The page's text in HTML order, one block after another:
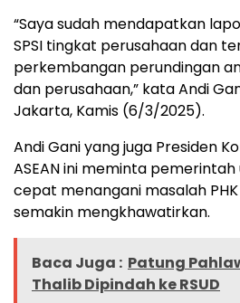
“Saya sudah mendapatkan
SPSI tingkat perusahaan dan
perkembangan perundingan
dan perusahaan,” kata Andi
Jakarta, Kamis (6/3/2025).
Andi Gani yang juga Presiden
ASEAN ini meminta
cepat menangani masalah
semakin mengkhawatirkan.
Baca Juga : Patung
Thalib Dipindah ke RSUD